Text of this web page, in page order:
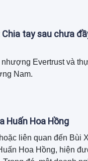
tay sau chưa
Evertrust và
Nam.
Huấn Hoa Hồng
liên quan đến Bùi
Hoa Hồng, hiện